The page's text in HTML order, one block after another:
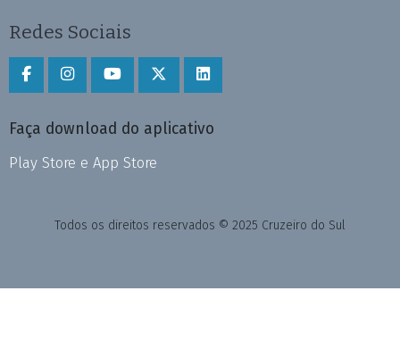
Redes Sociais
Faça download do aplicativo
Play Store e App Store
Todos os direitos reservados © 2025 Cruzeiro do Sul